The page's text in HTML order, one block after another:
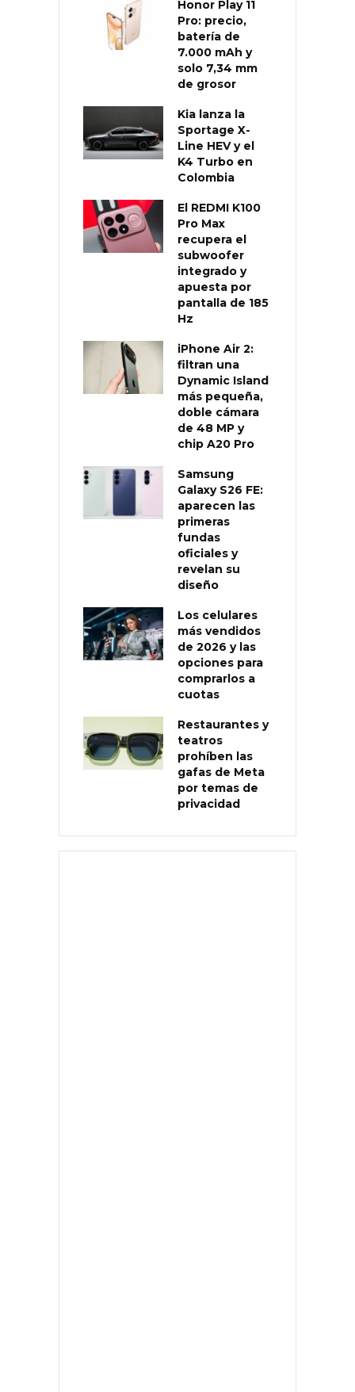
Honor Play 11
Pro: precio,
batería de
7.000 mAh y
solo 7,34 mm
de grosor
Kia lanza la
Sportage X-
Line HEV y el
K4 Turbo en
Colombia
El REDMI K100
Pro Max
recupera el
subwoofer
integrado y
apuesta por
pantalla de 185
Hz
iPhone Air 2:
filtran una
Dynamic Island
más pequeña,
doble cámara
de 48 MP y
chip A20 Pro
Samsung
Galaxy S26 FE:
aparecen las
primeras
fundas
oficiales y
revelan su
diseño
Los celulares
más vendidos
de 2026 y las
opciones para
comprarlos a
cuotas
Restaurantes y
teatros
prohíben las
gafas de Meta
por temas de
privacidad